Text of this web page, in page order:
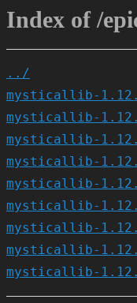
Index of /
../
mysticallib-
mysticallib-
mysticallib-
mysticallib-
mysticallib-
mysticallib-
mysticallib-
mysticallib-
mysticallib-